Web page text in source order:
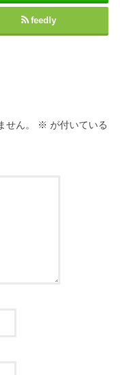
feedly
ん。 ※ が付いている